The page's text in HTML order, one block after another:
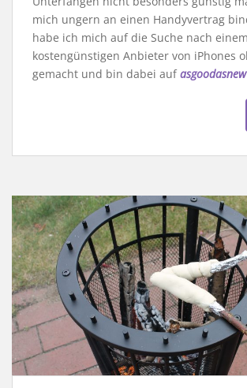
mich ungern an einen Handyvertrag
habe ich mich auf die Suche nach einem
kostengünstigen Anbieter von iPhones
gemacht und bin dabei aufasgoodasnew